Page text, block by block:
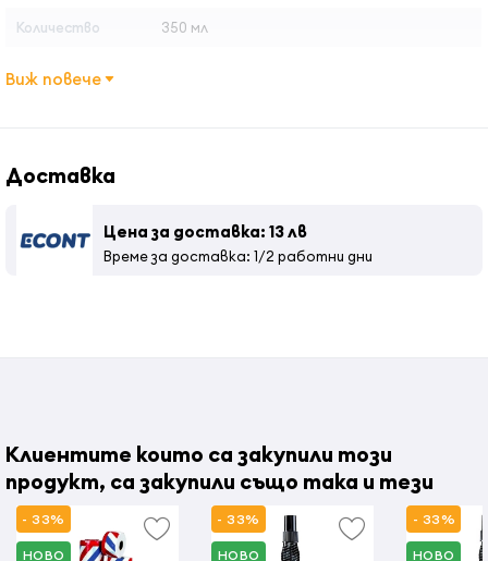
Количество 350 мл
Виж повече
Доставка
Цена за доставка: 13 лв
Време за доставка: 1/2 работни дни
Клиентите които са закупили този
продукт, са закупили също така и тези
- 33%
НОВО
- 33%
НОВО
- 33%
НОВО